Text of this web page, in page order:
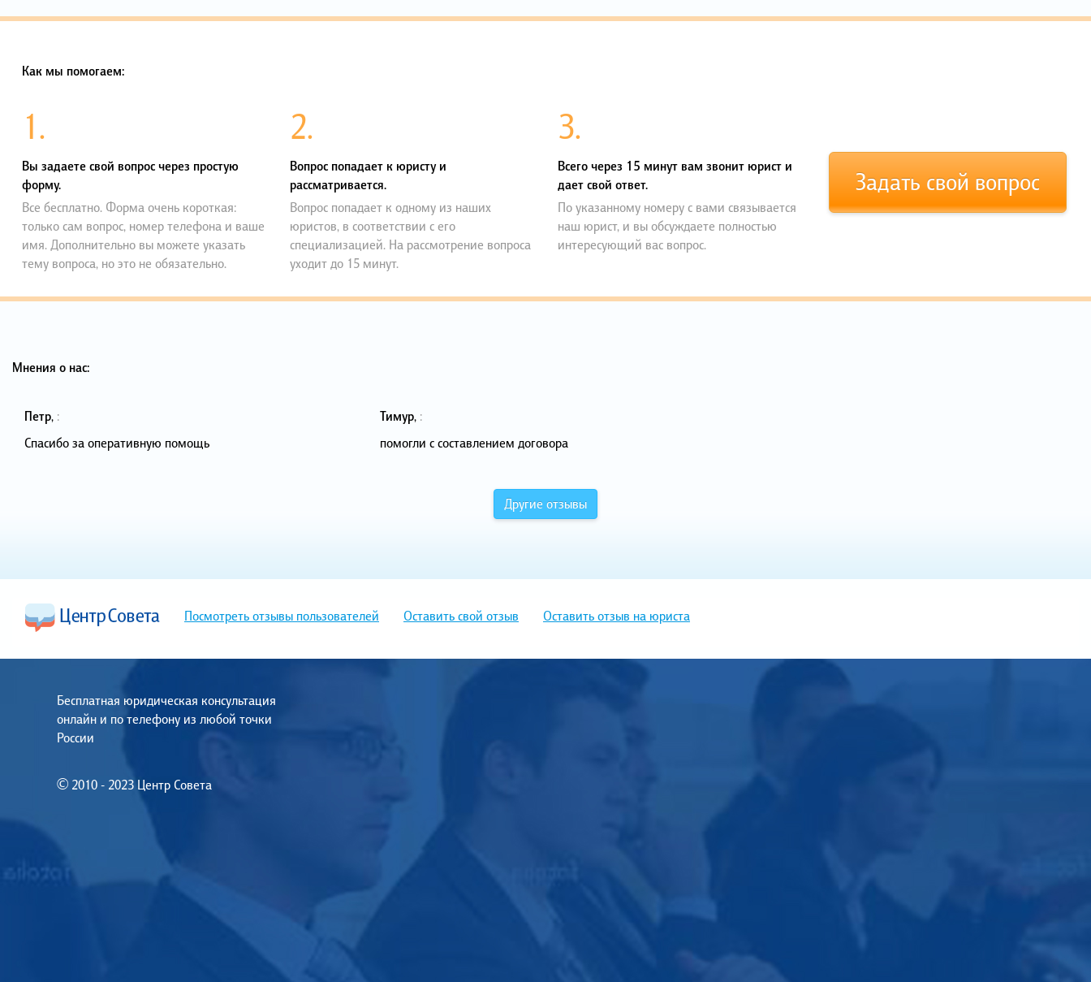
Как мы помогаем:
1.
Вы задаете свой вопрос через простую
форму.
Все бесплатно. Форма очень короткая:
только сам вопрос, номер телефона и ваше
имя. Дополнительно вы можете указать
тему вопроса, но это не обязательно.
2.
Вопрос попадает к юристу и
рассматривается.
Вопрос попадает к одному из наших
юристов, в соответствии с его
специализацией. На рассмотрение вопроса
уходит до 15 минут.
3.
Всего через 15 минут вам звонит юрист и
дает свой ответ.
По указанному номеру с вами связывается
наш юрист, и вы обсуждаете полностью
интересующий вас вопрос.
Задать свой вопрос
Мнения о нас:
Петр, :
Спасибо за оперативную помощь
Тимур, :
помогли с составлением договора
Другие отзывы
Посмотреть отзывы пользователей Оставить свой отзыв Оставить отзыв на юриста
Бесплатная юридическая консультация
онлайн и по телефону из любой точки
России
© 2010 - 2023 Центр Совета